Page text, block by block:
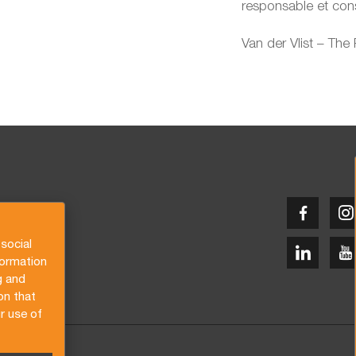
and
that
use of
responsable et
Van der Vlist – The